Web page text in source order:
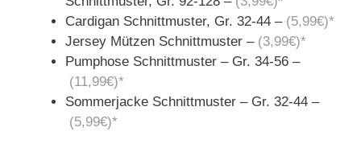
Cardigan Schnittmuster, Gr. 32-44 – (5,99€)*
Jersey Mützen Schnittmuster – (3,99€)*
Pumphose Schnittmuster – Gr. 34-56 –
(11,99€)*
Sommerjacke Schnittmuster – Gr. 32-44 –
(5,99€)*